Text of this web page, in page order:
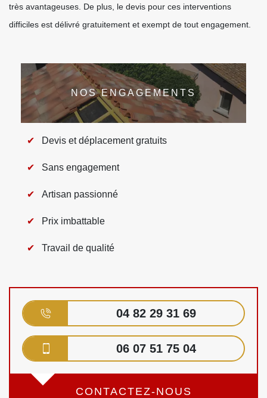
très avantageuses. De plus, le devis pour ces interventions
difficiles est délivré gratuitement et exempt de tout engagement.
NOS ENGAGEMENTS
Devis et déplacement gratuits
Sans engagement
Artisan passionné
Prix imbattable
Travail de qualité
04 82 29 31 69
06 07 51 75 04
CONTACTEZ-NOUS